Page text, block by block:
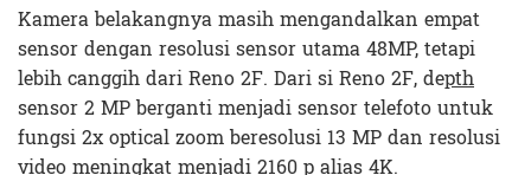
Kamera belakangnya masih mengandalkan empat
sensor dengan resolusi sensor utama 48MP, tetapi
lebih canggih dari Reno 2F. Dari si Reno 2F, depth
sensor 2 MP berganti menjadi sensor telefoto untuk
fungsi 2x optical zoom beresolusi 13 MP dan resolusi
video meningkat menjadi 2160 p alias 4K.